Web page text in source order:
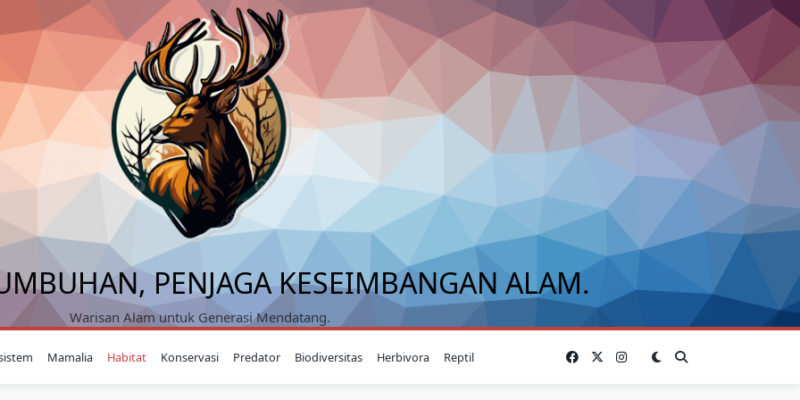
PENJAGA KESEIMBANGAN ALAM.
Warisan Alam untuk Generasi Mendatang.
Mamalia Habitat Konservasi Predator Biodiversitas Herbivora Reptil